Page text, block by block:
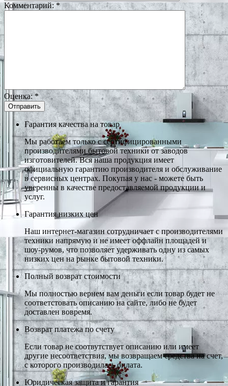
Комментарий: *
Оценка:*
Гарантия качества на товар
Мы работаем только с сертифицированными
производителями бытовой техники от заводов
изготовителей. Вся наша продукция имеет
официальную гарантию производителя и обслуживание
в сервисных центрах. Покупая у нас - можете быть
уверенны в качестве предоставляемой продукции и
услуг.
Гарантия низких цен
Наш интернет-магазин сотрудничает с производителями
техники напрямую и не имеет оффлайн площадей и
шоу-румов, что позволяет удерживать одну из самых
низких цен на рынке бытовой техники.
Полный возврат стоимости
Мы полностью вернем вам деньги если товар будет не
соответстовать описанию на сайте, либо не будет
доставлен вовремя.
Возврат платежа по счету
Если товар не соотвутствует описанию или имеет
другие несоответствия, мы возвращаем средства на счет,
с которого производилась оплата.
Юридическая защита и гарантия